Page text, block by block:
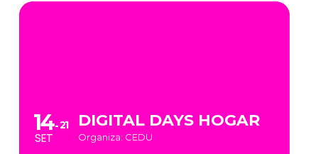
14
SET
21 DIGITAL DAYS HOGAR
Organiza: CEDU